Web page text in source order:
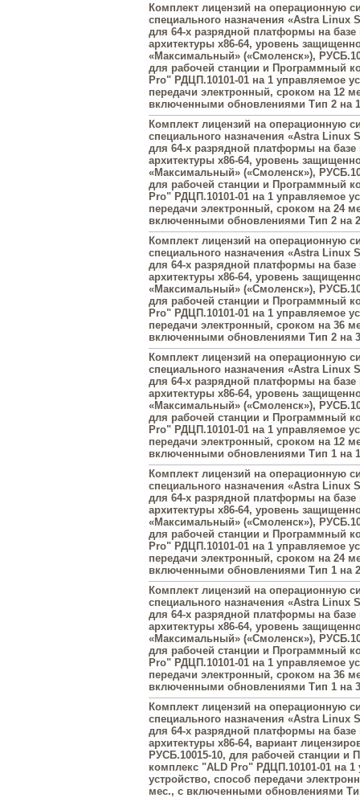
Комплект лицензий на операционную
специального назначения «Astra Linux
для 64-х разрядной платформы на базе
архитектуры х86-64, уровень
«Максимальный» («Смоленск»),
для рабочей станции и Программный
Pro" РДЦП.10101-01 на 1 управляемое
передачи электронный, сроком на 12
включенными обновлениями Тип 2 на
Комплект лицензий на операционную
специального назначения «Astra Linux
для 64-х разрядной платформы на базе
архитектуры х86-64, уровень
«Максимальный» («Смоленск»),
для рабочей станции и Программный
Pro" РДЦП.10101-01 на 1 управляемое
передачи электронный, сроком на 24
включенными обновлениями Тип 2 на
Комплект лицензий на операционную
специального назначения «Astra Linux
для 64-х разрядной платформы на базе
архитектуры х86-64, уровень
«Максимальный» («Смоленск»),
для рабочей станции и Программный
Pro" РДЦП.10101-01 на 1 управляемое
передачи электронный, сроком на 36
включенными обновлениями Тип 2 на
Комплект лицензий на операционную
специального назначения «Astra Linux
для 64-х разрядной платформы на базе
архитектуры х86-64, уровень
«Максимальный» («Смоленск»),
для рабочей станции и Программный
Pro" РДЦП.10101-01 на 1 управляемое
передачи электронный, сроком на 12
включенными обновлениями Тип 1 на
Комплект лицензий на операционную
специального назначения «Astra Linux
для 64-х разрядной платформы на базе
архитектуры х86-64, уровень
«Максимальный» («Смоленск»),
для рабочей станции и Программный
Pro" РДЦП.10101-01 на 1 управляемое
передачи электронный, сроком на 24
включенными обновлениями Тип 1 на
Комплект лицензий на операционную
специального назначения «Astra Linux
для 64-х разрядной платформы на базе
архитектуры х86-64, уровень
«Максимальный» («Смоленск»),
для рабочей станции и Программный
Pro" РДЦП.10101-01 на 1 управляемое
передачи электронный, сроком на 36
включенными обновлениями Тип 1 на
Комплект лицензий на операционную
специального назначения «Astra Linux
для 64-х разрядной платформы на базе
архитектуры х86-64, вариант
РУСБ.10015-10, для рабочей станции и
комплекс "ALD Pro" РДЦП.10101-01 на 1
устройство, способ передачи
мес., с включенными обновлениями